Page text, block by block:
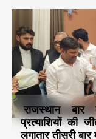
राजस्थान
प्रत्याशियों की
लगातार तीसरी बार